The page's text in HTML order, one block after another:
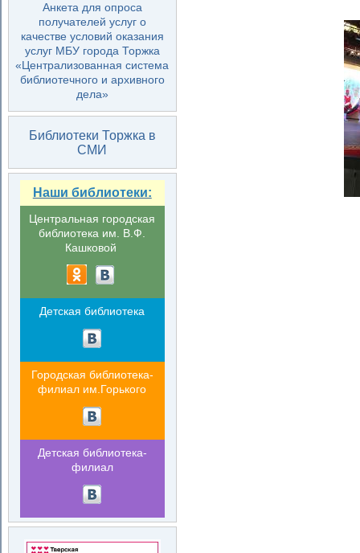
Анкета для опроса
получателей услуг о
качестве условий оказания
услуг МБУ города Торжка
«Централизованная система
библиотечного и архивного
дела»
Библиотеки Торжка в
СМИ
Наши библиотеки:
Центральная городская
библиотека им. В.Ф.
Кашковой
Детская библиотека
Городская библиотека-
филиал им.Горького
Детская библиотека-
филиал